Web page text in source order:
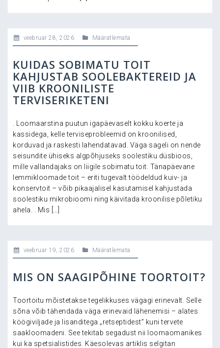
veebruar 28, 2026 Määratlemata
KUIDAS SOBIMATU TOIT
KAHJUSTAB SOOLEBAKTEREID JA
VIIB KROONILISTE
TERVISERIKETENI
. Loomaarstina puutun igapäevaselt kokku koerte ja
kassidega, kelle terviseprobleemid on kroonilised,
korduvad ja raskesti lahendatavad. Väga sageli on nende
seisundite ühiseks algpõhjuseks soolestiku düsbioos,
mille vallandajaks on liigile sobimatu toit. Tänapäevane
lemmikloomade toit – eriti tugevalt töödeldud kuiv- ja
konservtoit – võib pikaajalisel kasutamisel kahjustada
soolestiku mikrobioomi ning käivitada kroonilise põletiku
ahela. . Mis […]
veebruar 19, 2026 Määratlemata
MIS ON SAAGIPÕHINE TOORTOIT?
Toortoitu mõistetakse tegelikkuses vägagi erinevalt. Selle
sõna võib tähendada väga erinevaid lähenemisi – alates
köögiviljade ja lisanditega „retseptidest” kuni tervete
saakloomadeni. See tekitab segadust nii loomaomanikes
kui ka spetsialistides. Käesolevas artiklis selgitan